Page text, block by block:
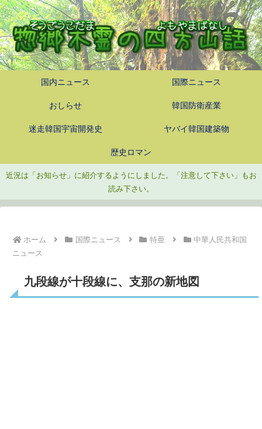
国内ニュース 国際ニュース
おしらせ 韓国防衛産業
迷走韓国宇宙開発史 ヤバイ韓国建築物
歴史ロマン
近況は「お知らせ」に紹介するようにしました。「注意して下さい」もお
読み下さい。
ホーム 国際ニュース 特亜
中華人民共和国
ニュース
九段線が十段線に、支那の新地図